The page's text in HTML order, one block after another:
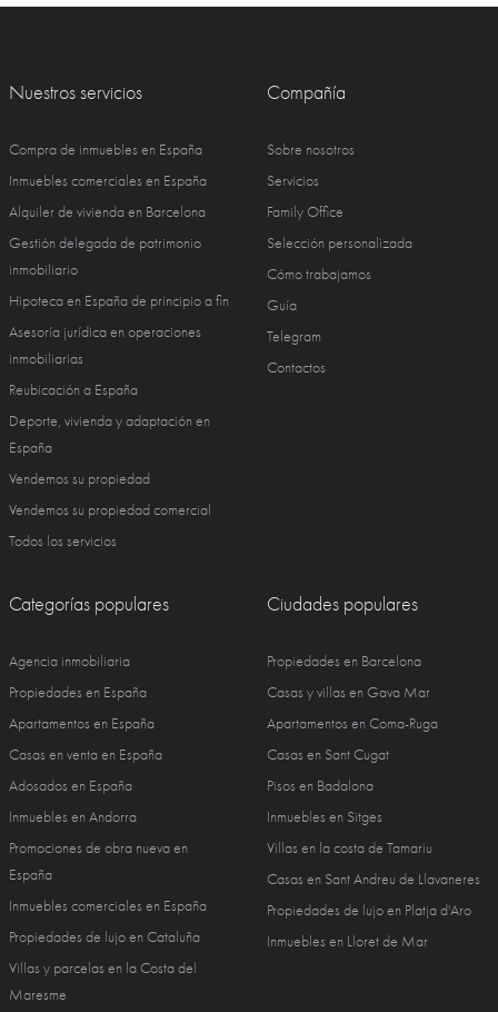
Nuestros servicios
Compra de inmuebles en España
Inmuebles comerciales en España
Alquiler de vivienda en Barcelona
Gestión delegada de patrimonio
inmobiliario
Hipoteca en España de principio a fin
Asesoría jurídica en operaciones
inmobiliarias
Reubicación a España
Deporte, vivienda y adaptación en
España
Vendemos su propiedad
Vendemos su propiedad comercial
Todos los servicios
Compañía
Sobre nosotros
Servicios
Family Office
Selección personalizada
Cómo trabajamos
Guía
Telegram
Contactos
Categorías populares
Agencia inmobiliaria
Propiedades en España
Apartamentos en España
Casas en venta en España
Adosados en España
Inmuebles en Andorra
Promociones de obra nueva en
España
Inmuebles comerciales en España
Propiedades de lujo en Cataluña
Villas y parcelas en la Costa del
Maresme
Ciudades populares
Propiedades en Barcelona
Casas y villas en Gava Mar
Apartamentos en Coma-Ruga
Casas en Sant Cugat
Pisos en Badalona
Inmuebles en Sitges
Villas en la costa de Tamariu
Casas en Sant Andreu de Llavaneres
Propiedades de lujo en Platja d'Aro
Inmuebles en Lloret de Mar